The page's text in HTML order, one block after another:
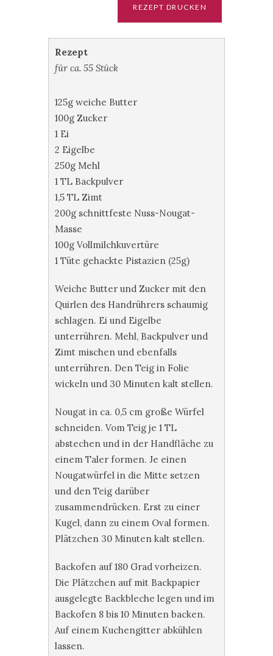
Rezept
für ca. 55 Stück
125g weiche Butter
100g Zucker
1 Ei
2 Eigelbe
250g Mehl
1 TL Backpulver
1,5 TL Zimt
200g schnittfeste Nuss-Nougat-
Masse
100g Vollmilchkuvertüre
1 Tüte gehackte Pistazien (25g)
Weiche Butter und Zucker mit den
Quirlen des Handrührers schaumig
schlagen. Ei und Eigelbe
unterrühren. Mehl, Backpulver und
Zimt mischen und ebenfalls
unterrühren. Den Teig in Folie
wickeln und 30 Minuten kalt stellen.
Nougat in ca. 0,5 cm große Würfel
schneiden. Vom Teig je 1 TL
abstechen und in der Handfläche zu
einem Taler formen. Je einen
Nougatwürfel in die Mitte setzen
und den Teig darüber
zusammendrücken. Erst zu einer
Kugel, dann zu einem Oval formen.
Plätzchen 30 Minuten kalt stellen.
Backofen auf 180 Grad vorheizen.
Die Plätzchen auf mit Backpapier
ausgelegte Backbleche legen und im
Backofen 8 bis 10 Minuten backen.
Auf einem Kuchengitter abkühlen
lassen.